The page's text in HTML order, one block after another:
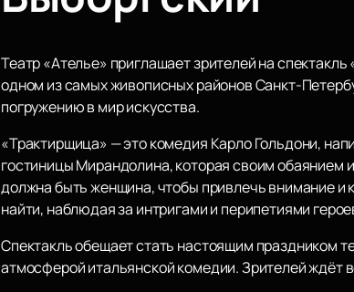
Театр «Ателье» приглашает зрителей на
одном из самых живописных районов Санкт-
погружению в мир искусства.
«Трактирщица» — это комедия Карло Гольдони,
гостиницы Мирандолина, которая своим обаянием
должна быть женщина, чтобы привлечь внимание и
найти, наблюдая за интригами и перипетиями
Спектакль обещает стать настоящим праздником
атмосферой итальянской комедии. Зрителей ждёт